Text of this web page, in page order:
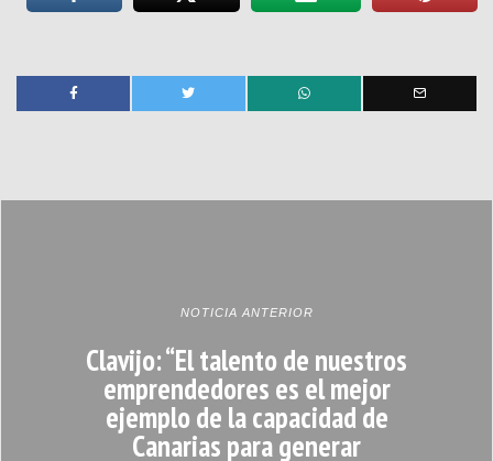
NOTICIA ANTERIOR
Clavijo: “El talento de nuestros
emprendedores es el mejor
ejemplo de la capacidad de
Canarias para generar